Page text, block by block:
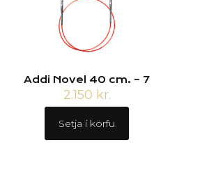
Addi Novel 40 cm. – 7
2.150 kr.
Setja í körfu